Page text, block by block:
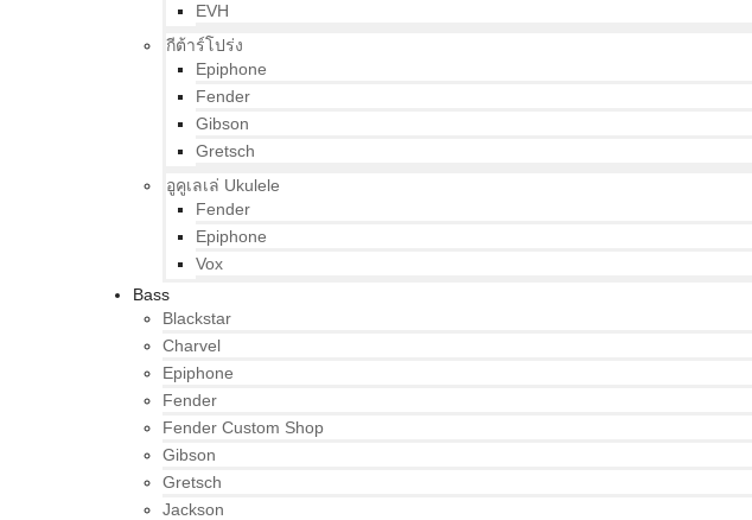
EVH
กีต้าร์โปร่ง
Epiphone
Fender
Gibson
Gretsch
อูคูเลเล่ Ukulele
Fender
Epiphone
Vox
Bass
Blackstar
Charvel
Epiphone
Fender
Fender Custom Shop
Gibson
Gretsch
Jackson